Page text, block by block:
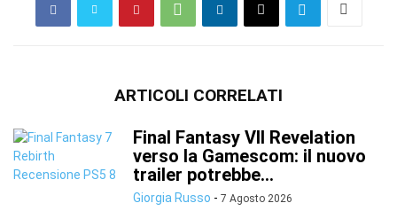
ARTICOLI CORRELATI
Final Fantasy VII Revelation
verso la Gamescom: il nuovo
trailer potrebbe...
Giorgia Russo - 7 Agosto 2026